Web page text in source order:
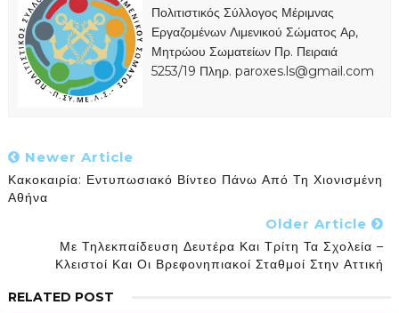
Πολιτιστικός Σύλλογος Μέριμνας
Εργαζομένων Λιμενικού Σώματος Αρ,
Μητρώου Σωματείων Πρ. Πειραιά
5253/19 Πληρ. paroxes.ls@gmail.com
Newer Article
Κακοκαιρία: Εντυπωσιακό Βίντεο Πάνω Από Τη Χιονισμένη
Αθήνα
Older Article
Με Τηλεκπαίδευση Δευτέρα Και Τρίτη Τα Σχολεία –
Κλειστοί Και Οι Βρεφονηπιακοί Σταθμοί Στην Αττική
RELATED POST